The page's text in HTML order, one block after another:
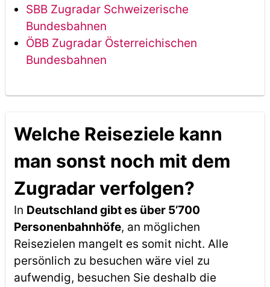
SBB Zugradar Schweizerische
Bundesbahnen
ÖBB Zugradar Österreichischen
Bundesbahnen
Welche Reiseziele kann
man sonst noch mit dem
Zugradar verfolgen?
In Deutschland gibt es über 5’700
Personenbahnhöfe, an möglichen
Reisezielen mangelt es somit nicht. Alle
persönlich zu besuchen wäre viel zu
aufwendig, besuchen Sie deshalb die